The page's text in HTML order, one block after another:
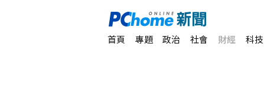
首頁 專題 政治 社會 財經 科技